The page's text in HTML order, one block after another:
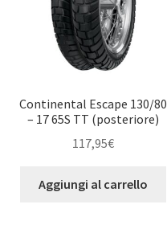
Continental Escape 130/80
– 17 65S TT (posteriore)
117,95€
Aggiungi al carrello